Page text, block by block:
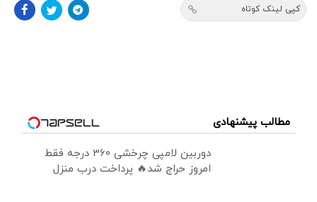
کپی لینک کوتاه
مطالب پیشنهادی
دوربین لامپی چرخشی 360 درجه فقط
امروز حراج شد🔥 پرداخت درب منزل